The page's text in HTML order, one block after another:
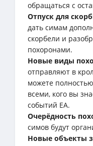
обращаться с
Отпуск для
дать симам
скорбели и
похоронами.
Новые виды
отправляют в
можете
всеми, кого вы
событий EA.
Очерёдность
симов будут
Новые объекты